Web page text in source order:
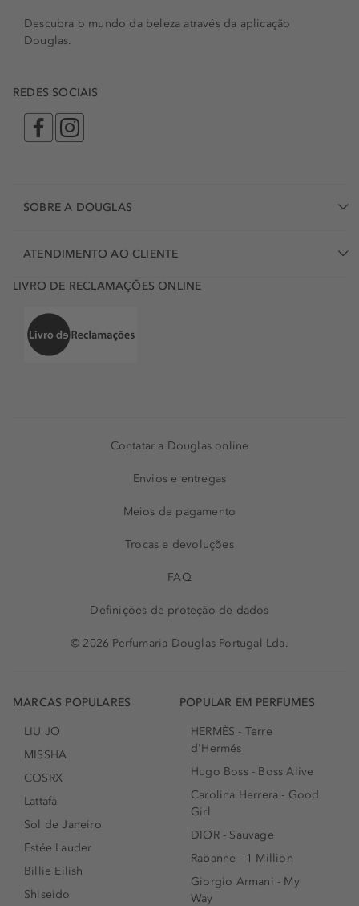
Descubra o mundo da beleza através da aplicação
Douglas.
REDES SOCIAIS
SOBRE A DOUGLAS
ATENDIMENTO AO CLIENTE
LIVRO DE RECLAMAÇÕES ONLINE
Contatar a Douglas online
Envios e entregas
Meios de pagamento
Trocas e devoluções
FAQ
Definições de proteção de dados
© 2026 Perfumaria Douglas Portugal Lda.
MARCAS POPULARES
LIU JO
MISSHA
COSRX
Lattafa
Sol de Janeiro
Estée Lauder
Billie Eilish
Shiseido
POPULAR EM PERFUMES
HERMÈS - Terre
d'Hermés
Hugo Boss - Boss Alive
Carolina Herrera - Good
Girl
DIOR - Sauvage
Rabanne - 1 Million
Giorgio Armani - My
Way